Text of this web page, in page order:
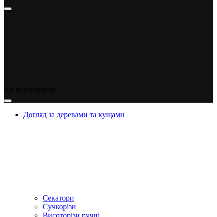
Догляд за деревами та кущами
Секатори
Сучкорізи
Висоторізи ручні